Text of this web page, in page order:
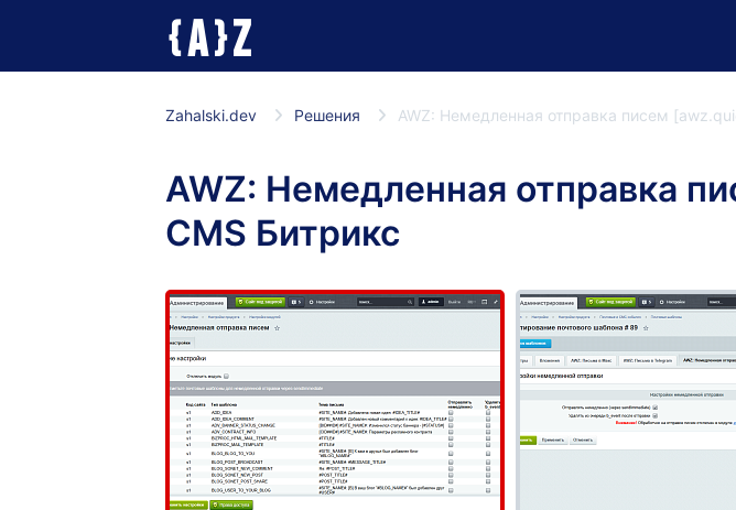
{A}Z
Zahalski.dev Решения AWZ: Немедленная отправка писем
AWZ: Немедленная отправка
CMS Битрикс